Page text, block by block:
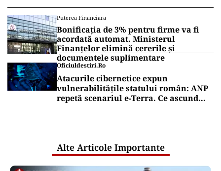
Puterea Financiara
Bonificația de 3% pentru firme va fi
acordată automat. Ministerul
Finanțelor elimină cererile și
documentele suplimentare
Oficiuldestiri.ro
Atacurile cibernetice expun
vulnerabilitățile statului român: ANP
repetă scenariul e‑Terra. Ce ascund
Alte Articole Importante